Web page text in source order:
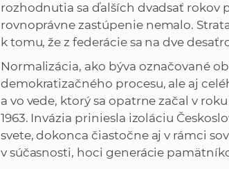
rozhodnutia sa ďalších dvadsať rokov
rovnoprávne zastúpenie nemalo.
k tomu, že z federácie sa na dve
Normalizácia, ako býva označované
demokratizačného procesu, ale aj
a vo vede, ktorý sa opatrne začal v
1963. Invázia priniesla izoláciu
svete, dokonca čiastočne aj v rámci
v súčasnosti, hoci generácie